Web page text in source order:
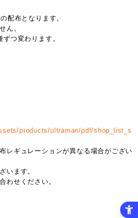
配布となります。
ん。
つ変わります。
products/ultraman/pdf/shop_list_s
レギュレーションが異なる場合がござい
います。
わせください。